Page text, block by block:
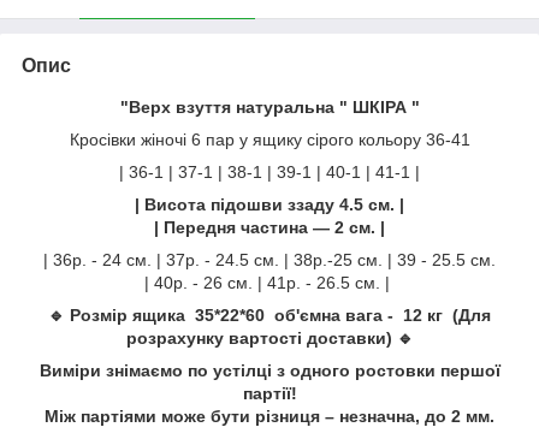
Опис
"Верх взуття натуральна " ШКІРА "
Кросівки жіночі 6 пар у ящику сірого кольору 36-41
| 36-1 | 37-1 | 38-1 | 39-1 | 40-1 | 41-1 |
| Висота підошви ззаду 4.5 см. |
| Передня частина — 2 см. |
| 36р. - 24 см. | 37р. - 24.5 см. | 38р.-25 см. | 39 - 25.5 см.
| 40р. - 26 см. | 41р. - 26.5 см. |
🔹 Розмір ящика 35*22*60 об'ємна вага - 12 кг (Для
розрахунку вартості доставки) 🔹
Виміри знімаємо по устілці з одного ростовки першої
партії!
Між партіями може бути різниця – незначна, до 2 мм.